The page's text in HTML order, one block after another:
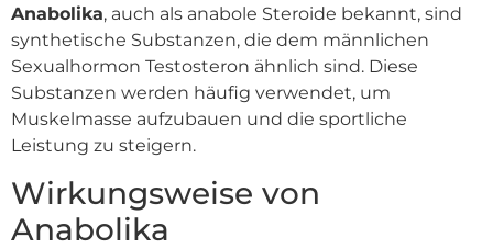
Anabolika, auch als anabole Steroide bekannt, sind
synthetische Substanzen, die dem männlichen
Sexualhormon Testosteron ähnlich sind. Diese
Substanzen werden häufig verwendet, um
Muskelmasse aufzubauen und die sportliche
Leistung zu steigern.
Wirkungsweise von
Anabolika